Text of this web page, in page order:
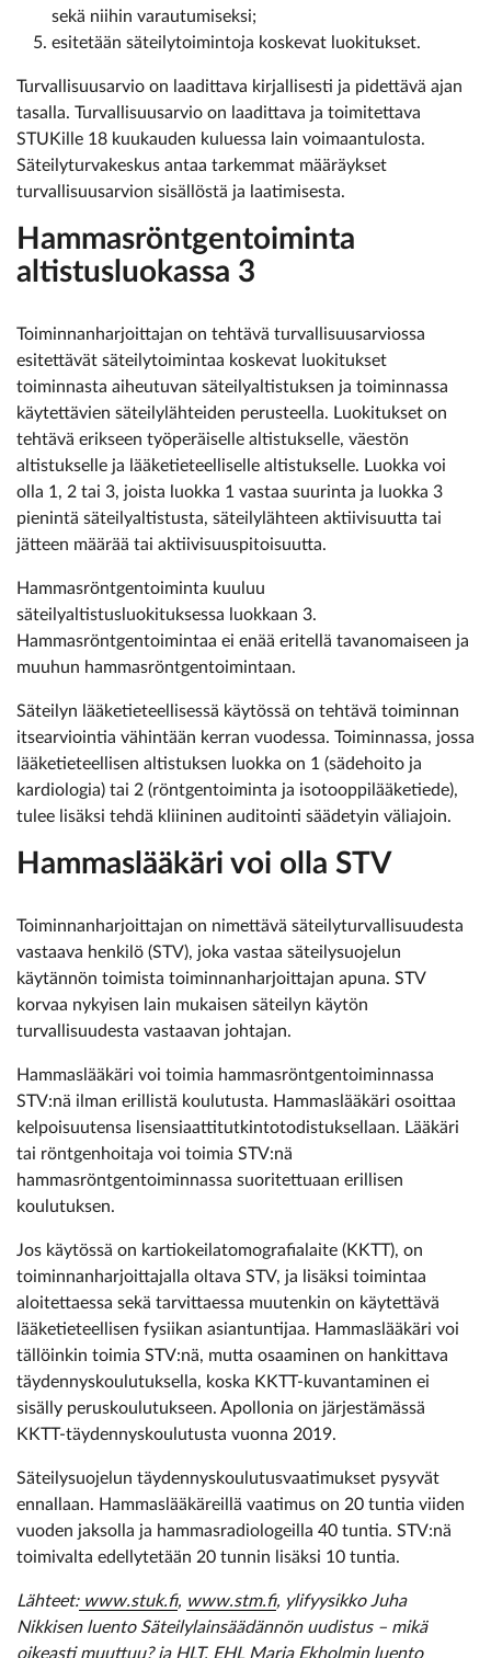
sekä niihin varautumiseksi;
esitetään säteilytoimintoja koskevat luokitukset.
Turvallisuusarvio on laadittava kirjallisesti ja pidettävä ajan
tasalla. Turvallisuusarvio on laadittava ja toimitettava
STUKille 18 kuukauden kuluessa lain voimaantulosta.
Säteilyturvakeskus antaa tarkemmat määräykset
turvallisuusarvion sisällöstä ja laatimisesta.
Hammasröntgentoiminta
altistusluokassa 3
Toiminnanharjoittajan on tehtävä turvallisuusarviossa
esitettävät säteilytoimintaa koskevat luokitukset
toiminnasta aiheutuvan säteilyaltistuksen ja toiminnassa
käytettävien säteilylähteiden perusteella. Luokitukset on
tehtävä erikseen työperäiselle altistukselle, väestön
altistukselle ja lääketieteelliselle altistukselle. Luokka voi
olla 1, 2 tai 3, joista luokka 1 vastaa suurinta ja luokka 3
pienintä säteilyaltistusta, säteilylähteen aktiivisuutta tai
jätteen määrää tai aktiivisuuspitoisuutta.
Hammasröntgentoiminta kuuluu
säteilyaltistusluokituksessa luokkaan 3.
Hammasröntgentoimintaa ei enää eritellä tavanomaiseen ja
muuhun hammasröntgentoimintaan.
Säteilyn lääketieteellisessä käytössä on tehtävä toiminnan
itsearviointia vähintään kerran vuodessa. Toiminnassa, jossa
lääketieteellisen altistuksen luokka on 1 (sädehoito ja
kardiologia) tai 2 (röntgentoiminta ja isotooppilääketiede),
tulee lisäksi tehdä kliininen auditointi säädetyin väliajoin.
Hammaslääkäri voi olla STV
Toiminnanharjoittajan on nimettävä säteilyturvallisuudesta
vastaava henkilö (STV), joka vastaa säteilysuojelun
käytännön toimista toiminnanharjoittajan apuna. STV
korvaa nykyisen lain mukaisen säteilyn käytön
turvallisuudesta vastaavan johtajan.
Hammaslääkäri voi toimia hammasröntgentoiminnassa
STV:nä ilman erillistä koulutusta. Hammaslääkäri osoittaa
kelpoisuutensa lisensiaattitutkintotodistuksellaan. Lääkäri
tai röntgenhoitaja voi toimia STV:nä
hammasröntgentoiminnassa suoritettuaan erillisen
koulutuksen.
Jos käytössä on kartiokeilatomografialaite (KKTT), on
toiminnanharjoittajalla oltava STV, ja lisäksi toimintaa
aloitettaessa sekä tarvittaessa muutenkin on käytettävä
lääketieteellisen fysiikan asiantuntijaa. Hammaslääkäri voi
tällöinkin toimia STV:nä, mutta osaaminen on hankittava
täydennyskoulutuksella, koska KKTT-kuvantaminen ei
sisälly peruskoulutukseen. Apollonia on järjestämässä
KKTT-täydennyskoulutusta vuonna 2019.
Säteilysuojelun täydennyskoulutusvaatimukset pysyvät
ennallaan. Hammaslääkäreillä vaatimus on 20 tuntia viiden
vuoden jaksolla ja hammasradiologeilla 40 tuntia. STV:nä
toimivalta edellytetään 20 tunnin lisäksi 10 tuntia.
Lähteet:www.stuk.fi, www.stm.fi, ylifyysikko Juha
Nikkisen luento Säteilylainsäädännön uudistus – mikä
oikeasti muuttuu? ja HLT, EHL Marja Ekholmin luento